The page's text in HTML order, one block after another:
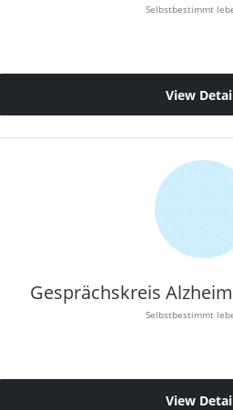
Selbstbestimmt
View
Gesprächskreis
Selbstbestimmt
View